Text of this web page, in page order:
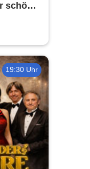
schön
jung
19:30 Uhr